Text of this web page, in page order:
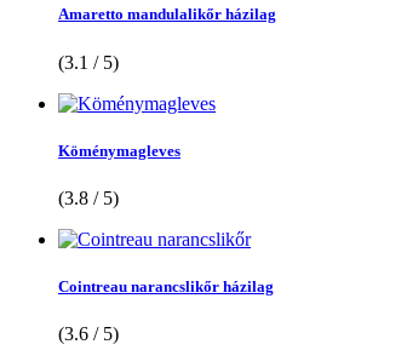
Amaretto mandulalikőr házilag
(3.1 / 5)
Köménymagleves
(3.8 / 5)
Cointreau narancslikőr házilag
(3.6 / 5)